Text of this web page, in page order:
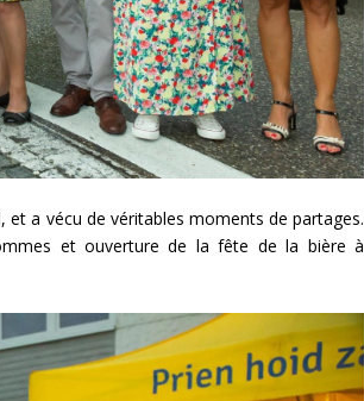
et a vécu de véritables moments de partages.
et ouverture de la fête de la bière à